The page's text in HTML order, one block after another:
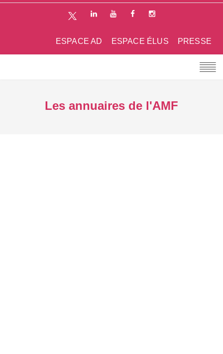
PRESSE
ESPACE ÉLUS
ESPACE AD
Les annuaires de l'AMF